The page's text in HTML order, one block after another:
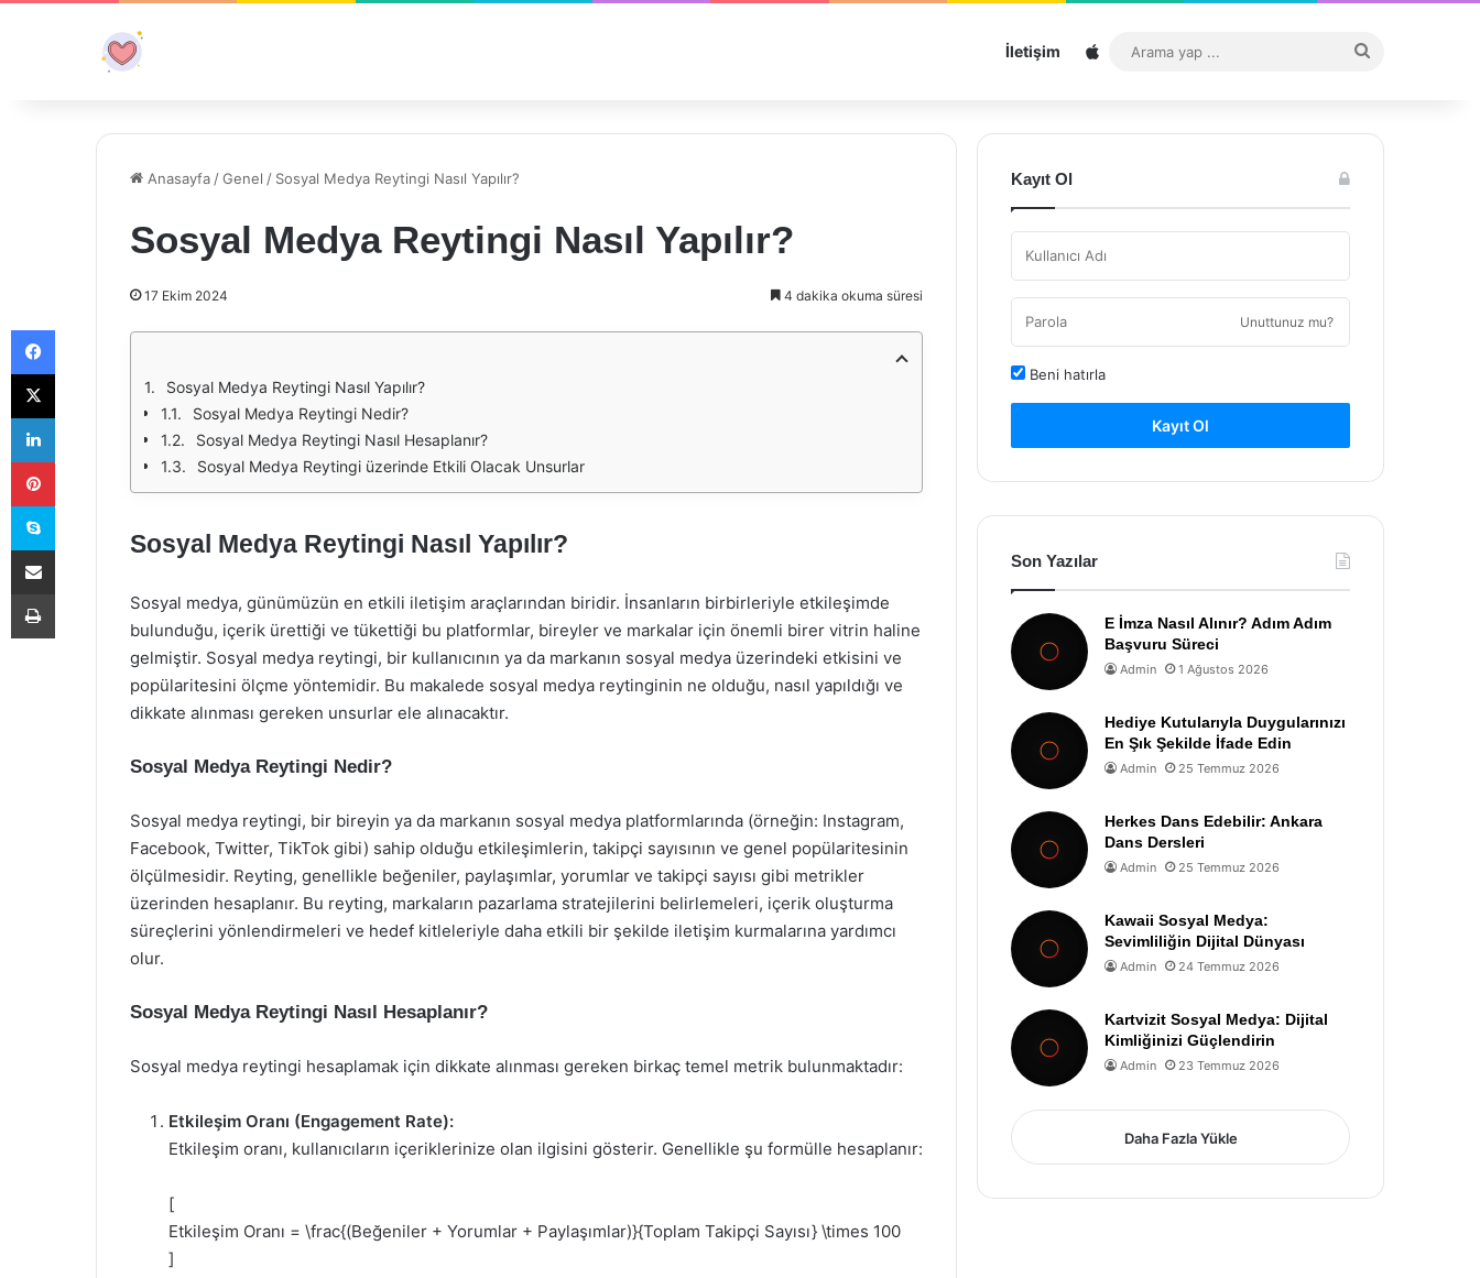
İletişim Sitemap
...
Anasayfa /Genel / Sosyal Medya Reytingi Nasıl Yapılır?
Sosyal Medya Reytingi Nasıl Yapılır?
17 Ekim 2024 4 dakika okuma süresi
Sosyal Medya Reytingi Nasıl Yapılır?
Sosyal Medya Reytingi Nedir?
Sosyal Medya Reytingi Nasıl Hesaplanır?
Sosyal Medya Reytingi üzerinde Etkili Olacak Unsurlar
Sosyal Medya Reytingi Nasıl Yapılır?
Sosyal medya, günümüzün en etkili iletişim araçlarından biridir. İnsanların birbirleriyle etkileşimde
bulunduğu, içerik ürettiği ve tükettiği bu platformlar, bireyler ve markalar için önemli birer vitrin haline
gelmiştir. Sosyal medya reytingi, bir kullanıcının ya da markanın sosyal medya üzerindeki etkisini ve
popülaritesini ölçme yöntemidir. Bu makalede sosyal medya reytinginin ne olduğu, nasıl yapıldığı ve
dikkate alınması gereken unsurlar ele alınacaktır.
Sosyal Medya Reytingi Nedir?
Sosyal medya reytingi, bir bireyin ya da markanın sosyal medya platformlarında (örneğin: Instagram,
Facebook, Twitter, TikTok gibi) sahip olduğu etkileşimlerin, takipçi sayısının ve genel popülaritesinin
ölçülmesidir. Reyting, genellikle beğeniler, paylaşımlar, yorumlar ve takipçi sayısı gibi metrikler
üzerinden hesaplanır. Bu reyting, markaların pazarlama stratejilerini belirlemeleri, içerik oluşturma
süreçlerini yönlendirmeleri ve hedef kitleleriyle daha etkili bir şekilde iletişim kurmalarına yardımcı
olur.
Sosyal Medya Reytingi Nasıl Hesaplanır?
Sosyal medya reytingi hesaplamak için dikkate alınması gereken birkaç temel metrik bulunmaktadır:
Etkileşim Oranı (Engagement Rate):
Etkileşim oranı, kullanıcıların içeriklerinize olan ilgisini gösterir. Genellikle şu formülle hesaplanır:
[
Etkileşim Oranı = \frac{(Beğeniler + Yorumlar + Paylaşımlar)}{Toplam Takipçi Sayısı} \times 100
]
Kayıt Ol
Unuttunuz mu?
Beni hatırla
Kayıt Ol
Son Yazılar
E İmza Nasıl Alınır? Adım Adım
Başvuru Süreci
Admin 1 Ağustos 2026
Hediye Kutularıyla Duygularınızı
En Şık Şekilde İfade Edin
Admin 25 Temmuz 2026
Herkes Dans Edebilir: Ankara
Dans Dersleri
Admin 25 Temmuz 2026
Kawaii Sosyal Medya:
Sevimliliğin Dijital Dünyası
Admin 24 Temmuz 2026
Kartvizit Sosyal Medya: Dijital
Kimliğinizi Güçlendirin
Admin 23 Temmuz 2026
Daha Fazla Yükle
Facebook
X
LinkedIn
Pinterest
Skype
E-Posta ile paylaş